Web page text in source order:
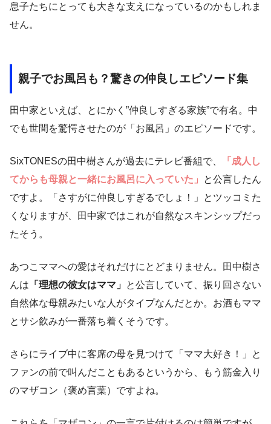
息子たちにとっても大きな支えになっているのかもしれま
せん。
親子でお風呂も？驚きの仲良しエピソード集
田中家といえば、とにかく”仲良しすぎる家族”で有名。中
でも世間を驚愕させたのが「お風呂」のエピソードです。
SixTONESの田中樹さんが過去にテレビ番組で、
「成人し
てからも母親と一緒にお風呂に入っていた」
と公言したん
ですよ。「さすがに仲良しすぎるでしょ！」とツッコミた
くなりますが、田中家ではこれが自然なスキンシップだっ
たそう。
あつこママへの愛はそれだけにとどまりません。田中樹さ
んは 「理想の彼女はママ」 と公言していて、振り回さない
自然体な母親みたいな人がタイプなんだとか。お酒もママ
とサシ飲みが一番落ち着くそうです。
さらにライブ中に客席の母を見つけて「ママ大好き！」と
ファンの前で叫んだこともあるというから、もう筋金入り
のマザコン（褒め言葉）ですよね。